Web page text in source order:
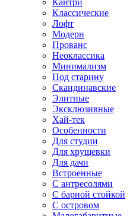
Кантри
Классические
Лофт
Модерн
Прованс
Неоклассика
Минимализм
Под старину
Скандинавские
Элитные
Эксклюзивные
Хай-тек
Особенности
Для студии
Для хрущевки
Для дачи
Встроенные
С антресолями
С барной стойкой
С островом